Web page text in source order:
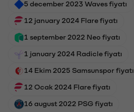
5 december 2023 Waves fiyatı
12 january 2024 Flare fiyatı
1 september 2022 Neo fiyatı
1 january 2024 Radicle fiyatı
14 Ekim 2025 Samsunspor fiyatı
12 Ocak 2024 Flare fiyatı
16 august 2022 PSG fiyatı